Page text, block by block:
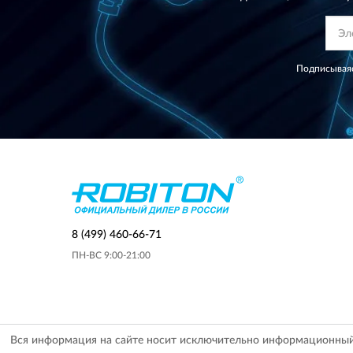
8 (499) 460-66-71
ПН-ВС 9:00-21:00
Вся информация на сайте носит исключительно